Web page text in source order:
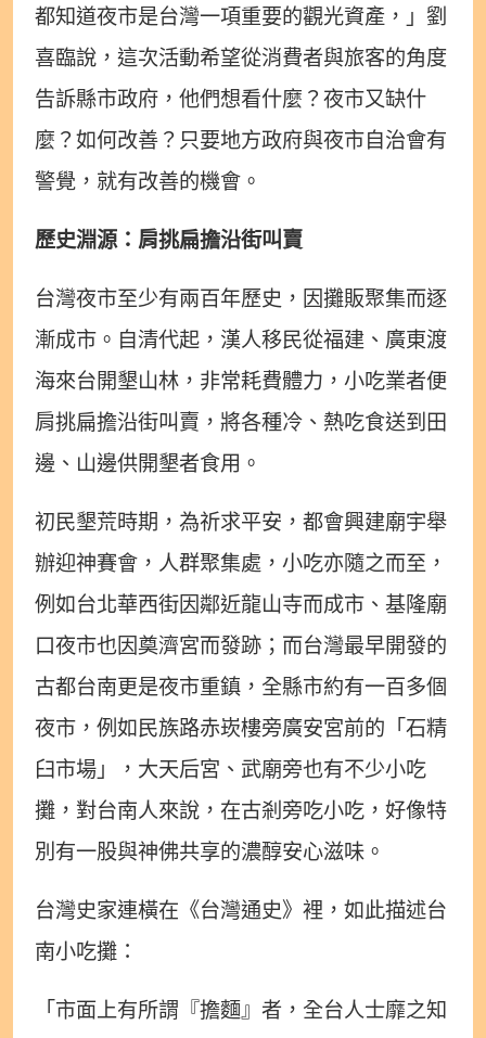
都知道夜市是台灣一項重要的觀光資產，」劉
喜臨說，這次活動希望從消費者與旅客的角度
告訴縣市政府，他們想看什麼？夜市又缺什
麼？如何改善？只要地方政府與夜市自治會有
警覺，就有改善的機會。
歷史淵源：肩挑扁擔沿街叫賣
台灣夜市至少有兩百年歷史，因攤販聚集而逐
漸成市。自清代起，漢人移民從福建、廣東渡
海來台開墾山林，非常耗費體力，小吃業者便
肩挑扁擔沿街叫賣，將各種冷、熱吃食送到田
邊、山邊供開墾者食用。
初民墾荒時期，為祈求平安，都會興建廟宇舉
辦迎神賽會，人群聚集處，小吃亦隨之而至，
例如台北華西街因鄰近龍山寺而成市、基隆廟
口夜市也因奠濟宮而發跡；而台灣最早開發的
古都台南更是夜市重鎮，全縣市約有一百多個
夜市，例如民族路赤崁樓旁廣安宮前的「石精
臼市場」，大天后宮、武廟旁也有不少小吃
攤，對台南人來說，在古剎旁吃小吃，好像特
別有一股與神佛共享的濃醇安心滋味。
台灣史家連橫在《台灣通史》裡，如此描述台
南小吃攤：
「市面上有所謂『擔麵』者，全台人士靡之知